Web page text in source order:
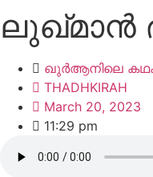
ലുഖ്മാൻ
ഖുർആനിലെ
THADHKIRAH
March 20, 2023
11:29 pm